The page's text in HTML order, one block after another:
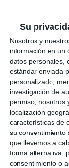
Su
Nosotros y
información en un
datos personales,
estándar enviada
personalizado,
investigación de
permiso, nosotros
localización
características de
su consentimiento
que llevemos a
forma alternativa,
consentimiento o
nuestra
gran
residentes de
nosotros”,
este gran
el municipio,
la excelencia
primer nivel.
Ayuntamiento
definitiva, son
y